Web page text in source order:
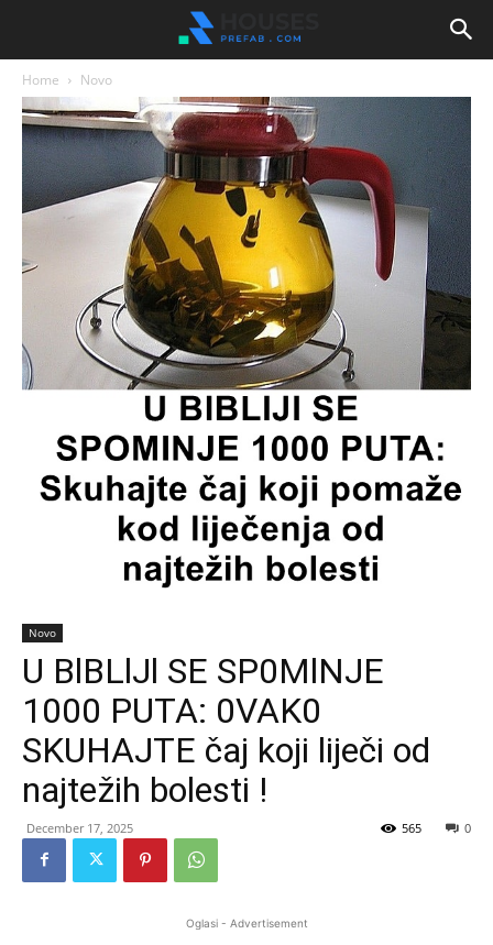
Home Novo
Novo
U BlBLlJl SE SP0MlNJE
1000 PUTA: 0VAK0
SKUHAJTE čaj koji liječi od
najtežih bolesti !
December 17, 2025 0
565
Oglasi - Advertisement